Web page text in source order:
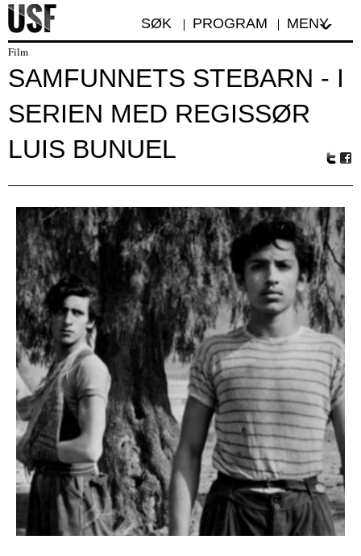
SØK PROGRAM MENY
Film
SAMFUNNETS STEBARN - I
SERIEN MED REGISSØR
LUIS BUNUEL
r
oo
k